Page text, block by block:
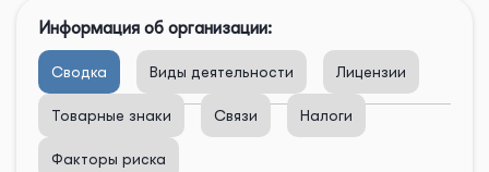
Информация об организации:
Сводка Виды деятельности Лицензии
Товарные знаки Связи Налоги
Факторы риска